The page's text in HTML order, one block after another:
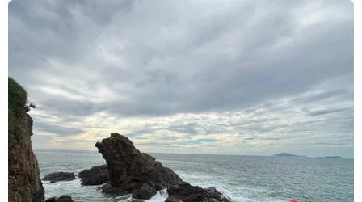
07/08/2026 12:13
Hy Lạp tạm giam một thị trưởng tình
nghi gây thảm họa cháy rừng
07/08/2026 12:02
Sri Lanka tăng cường ngăn chặn